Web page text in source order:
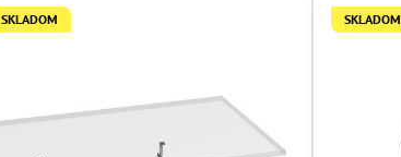
SKLADOM SKLADOM